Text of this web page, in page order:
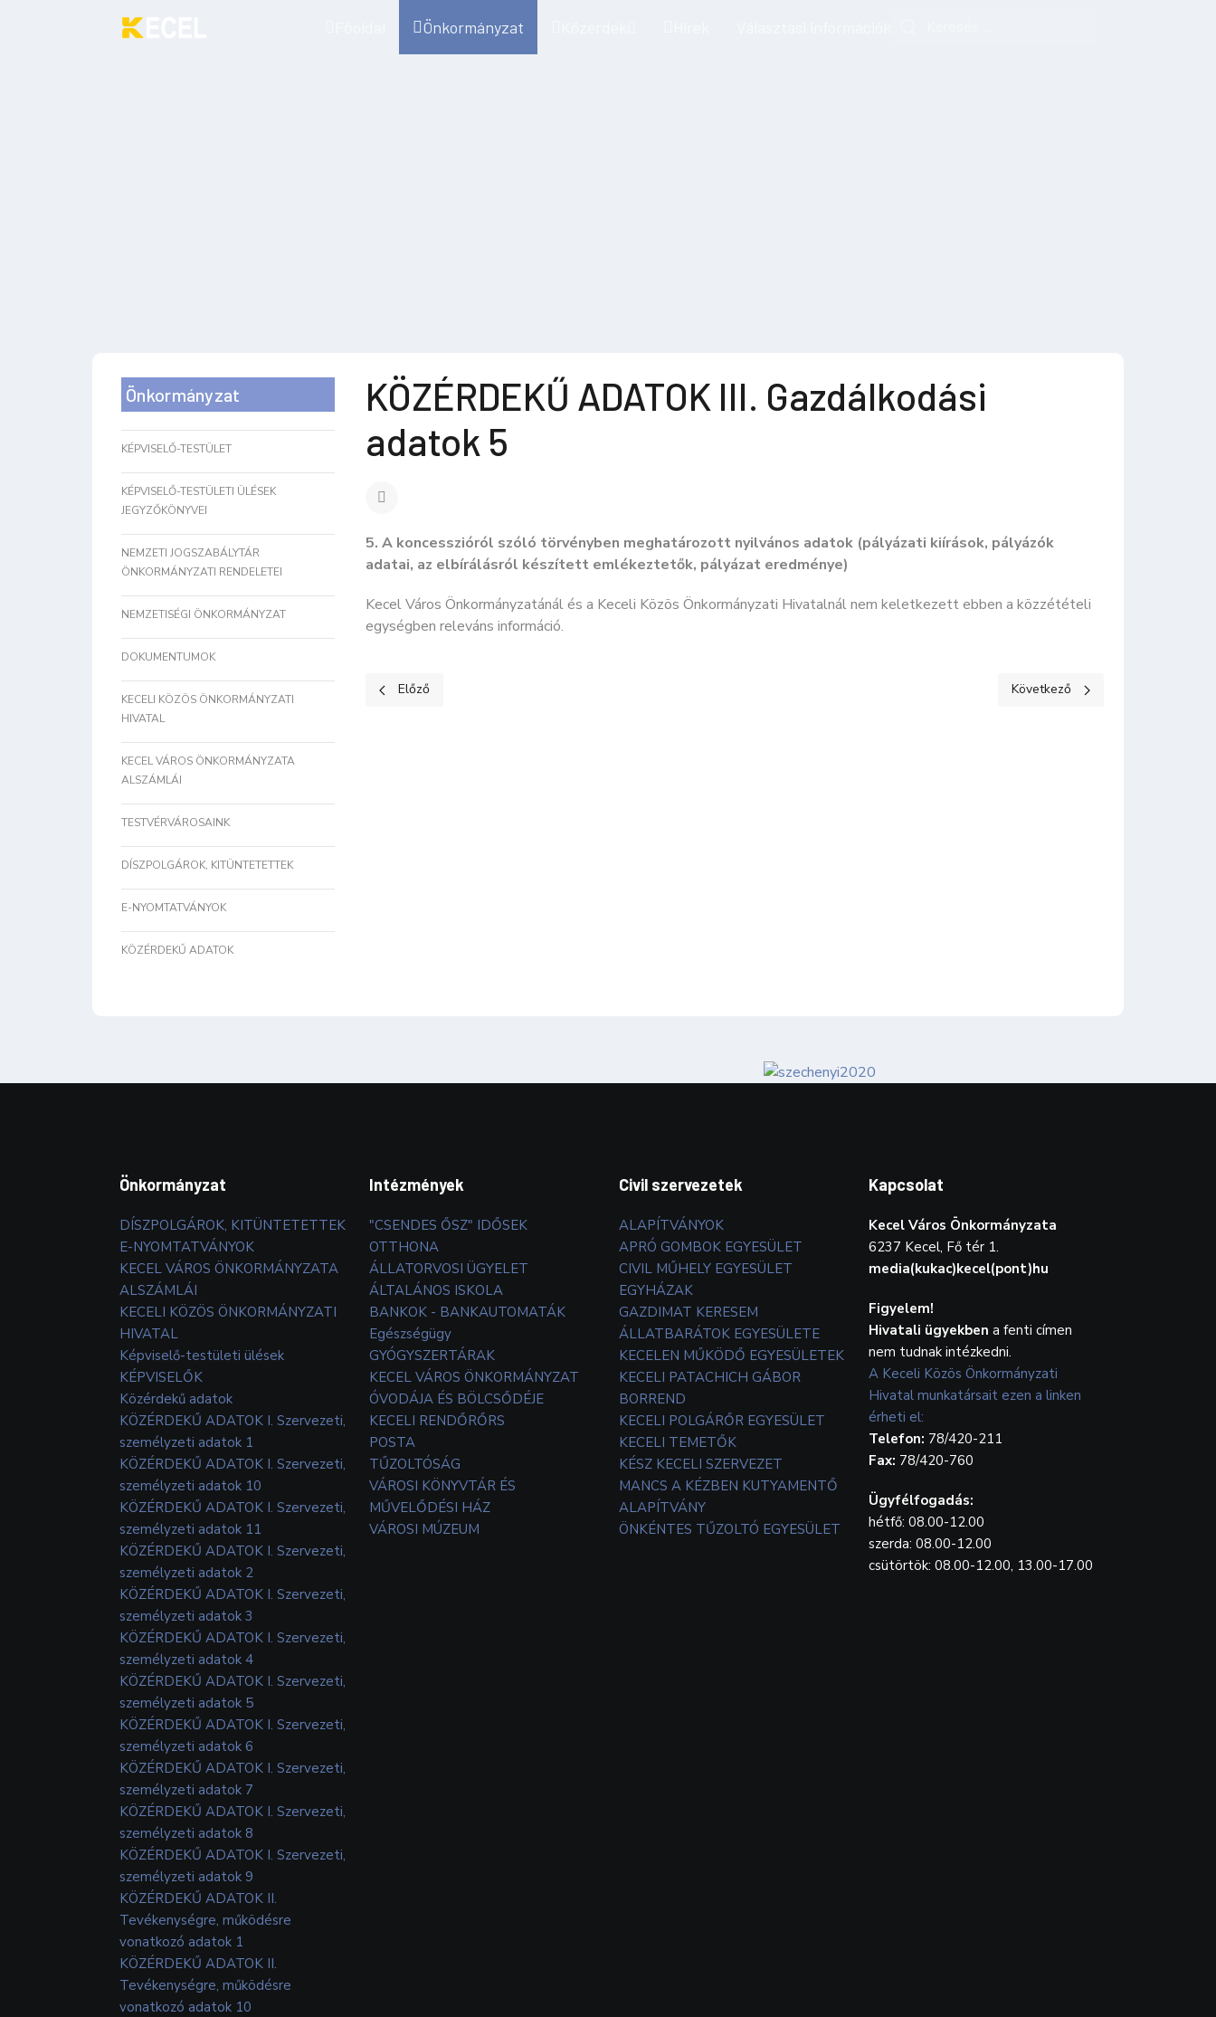
Önkormányzat
Önkormányzat
KÉPVISELŐ-TESTÜLET
KÉPVISELŐ-TESTÜLETI ÜLÉSEK
JEGYZŐKÖNYVEI
NEMZETI JOGSZABÁLYTÁR
ÖNKORMÁNYZATI RENDELETEI
NEMZETISÉGI ÖNKORMÁNYZAT
DOKUMENTUMOK
KECELI KÖZÖS ÖNKORMÁNYZATI
HIVATAL
KECEL VÁROS ÖNKORMÁNYZATA
ALSZÁMLÁI
TESTVÉRVÁROSAINK
DÍSZPOLGÁROK, KITÜNTETETTEK
E-NYOMTATVÁNYOK
KÖZÉRDEKŰ ADATOK
KÖZÉRDEKŰ ADATOK III. Gazdálkodási
adatok 5
5. A koncesszióról szóló törvényben meghatározott nyilvános adatok (pályázati kiírások, pályázók
adatai, az elbírálásról készített emlékeztetők, pályázat eredménye)
Kecel Város Önkormányzatánál és a Keceli Közös Önkormányzati Hivatalnál nem keletkezett ebben a közzétételi
egységben releváns információ.
Előző cikk: KÖZÉRDEKŰ ADATOK III. Gazdálkodási adatok 4
Előző Következő cikk: KÖZÉRDEKŰ
Következő
Önkormányzat
DÍSZPOLGÁROK, KITÜNTETETTEK
E-NYOMTATVÁNYOK
KECEL VÁROS ÖNKORMÁNYZATA
ALSZÁMLÁI
KECELI KÖZÖS ÖNKORMÁNYZATI
HIVATAL
Képviselő-testületi ülések
KÉPVISELŐK
Közérdekű adatok
KÖZÉRDEKŰ ADATOK I. Szervezeti,
személyzeti adatok 1
KÖZÉRDEKŰ ADATOK I. Szervezeti,
személyzeti adatok 10
KÖZÉRDEKŰ ADATOK I. Szervezeti,
személyzeti adatok 11
KÖZÉRDEKŰ ADATOK I. Szervezeti,
személyzeti adatok 2
KÖZÉRDEKŰ ADATOK I. Szervezeti,
személyzeti adatok 3
KÖZÉRDEKŰ ADATOK I. Szervezeti,
személyzeti adatok 4
KÖZÉRDEKŰ ADATOK I. Szervezeti,
személyzeti adatok 5
KÖZÉRDEKŰ ADATOK I. Szervezeti,
személyzeti adatok 6
KÖZÉRDEKŰ ADATOK I. Szervezeti,
személyzeti adatok 7
KÖZÉRDEKŰ ADATOK I. Szervezeti,
személyzeti adatok 8
KÖZÉRDEKŰ ADATOK I. Szervezeti,
személyzeti adatok 9
KÖZÉRDEKŰ ADATOK II.
Tevékenységre, működésre
vonatkozó adatok 1
KÖZÉRDEKŰ ADATOK II.
Tevékenységre, működésre
vonatkozó adatok 10
Intézmények
"CSENDES ŐSZ" IDŐSEK
OTTHONA
ÁLLATORVOSI ÜGYELET
ÁLTALÁNOS ISKOLA
BANKOK - BANKAUTOMATÁK
Egészségügy
GYÓGYSZERTÁRAK
KECEL VÁROS ÖNKORMÁNYZAT
ÓVODÁJA ÉS BÖLCSŐDÉJE
KECELI RENDŐRŐRS
POSTA
TŰZOLTÓSÁG
VÁROSI KÖNYVTÁR ÉS
MŰVELŐDÉSI HÁZ
VÁROSI MÚZEUM
Civil szervezetek
ALAPÍTVÁNYOK
APRÓ GOMBOK EGYESÜLET
CIVIL MŰHELY EGYESÜLET
EGYHÁZAK
GAZDIMAT KERESEM
ÁLLATBARÁTOK EGYESÜLETE
KECELEN MŰKÖDŐ EGYESÜLETEK
KECELI PATACHICH GÁBOR
BORREND
KECELI POLGÁRŐR EGYESÜLET
KECELI TEMETŐK
KÉSZ KECELI SZERVEZET
MANCS A KÉZBEN KUTYAMENTŐ
ALAPÍTVÁNY
ÖNKÉNTES TŰZOLTÓ EGYESÜLET
Kapcsolat
Kecel Város Önkormányzata
6237 Kecel, Fő tér 1.
media(kukac)kecel(pont)hu
Figyelem!
Hivatali ügyekben a fenti címen
nem tudnak intézkedni.
A Keceli Közös Önkormányzati
Hivatal munkatársait ezen a linken
érheti el:
Telefon: 78/420-211
Fax: 78/420-760
Ügyfélfogadás:
hétfő: 08.00-12.00
szerda: 08.00-12.00
csütörtök: 08.00-12.00, 13.00-17.00